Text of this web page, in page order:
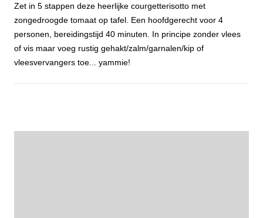
Zet in 5 stappen deze heerlijke courgetterisotto met
zongedroogde tomaat op tafel. Een hoofdgerecht voor 4
personen, bereidingstijd 40 minuten. In principe zonder vlees
of vis maar voeg rustig gehakt/zalm/garnalen/kip of
vleesvervangers toe... yammie!